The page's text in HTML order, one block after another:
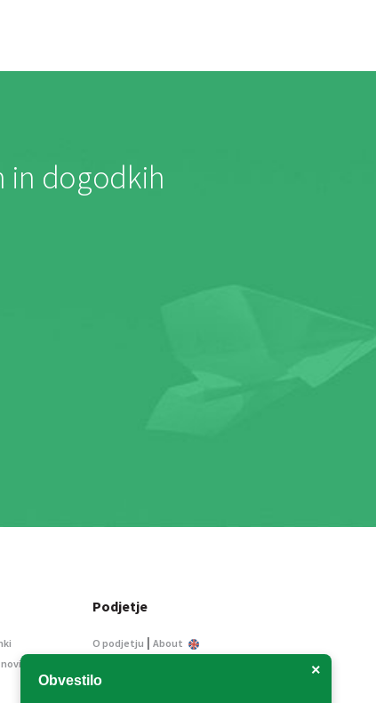
in dogodkih
×
Obvestilo
Podjetje
O podjetju | About
Informacije javnega